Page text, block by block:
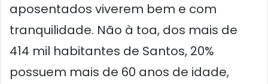
aposentados viverem bem e com
tranquilidade. Não à toa, dos mais de
414 mil habitantes de Santos, 20%
possuem mais de 60 anos de idade,